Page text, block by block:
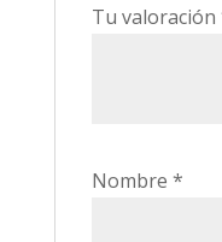
Tu valoración
Nombre *